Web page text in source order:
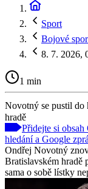
Sport
Bojové
8. 7. 2026,
1 min
Novotný se pustil do
hradě
Přidejte si
hledání a Google
Ondřej Novotný
Bratislavském hradě
sama o sobě lístky